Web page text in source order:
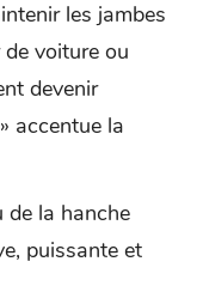
les jambes
voiture ou
devenir
accentue la
de la hanche
puissante et